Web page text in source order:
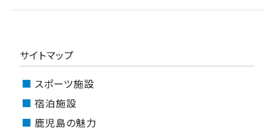
サイトマップ
スポーツ施設
宿泊施設
鹿児島の魅力